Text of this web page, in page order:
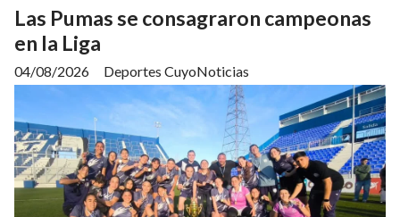
Las Pumas se consagraron campeonas
en la Liga
Deportes CuyoNoticias
04/08/2026